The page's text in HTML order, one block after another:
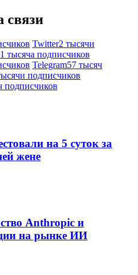
связи
Twitter2 тысячи
1 тысяча подписчиков
Telegram57 тысяч
подписчиков
подписчиков
на 5 суток за
жене
Anthropic и
на рынке ИИ